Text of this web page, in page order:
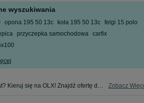
wyszukiwania
opona 195 50 13c koła 195 50 13c felgi 15 polo
przyczepka samochodowa carfix
Motoryzacja to Twój świat? Kieruj się na OLX! Znajdź ofertę dla siebie w kategorii Motoryzacja na OLX - Dąbrowa Górnicza i okolice! Zobacz